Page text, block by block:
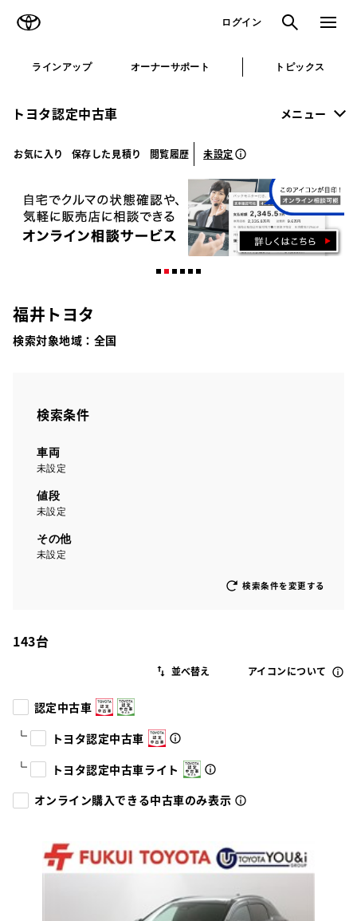
ログイン 検索 メニュ
ラインアップ オーナーサポート トピックス
トヨタ認定中古車 メニュー
お気に入り 保存した見積り 閲覧履歴 未設定
福井トヨタ
検索対象地域： 全国
検索条件
車両
未設定
値段
未設定
その他
未設定
検索条件を変更する
143台
アイコンについて
認定中古車
トヨタ認定中古車
トヨタ認定中古車ライト
オンライン購入できる中古車のみ表示